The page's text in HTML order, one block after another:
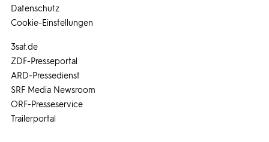
3sat.de
ZDF-Presseportal
ARD-Pressedienst
SRF Media Newsroom
ORF-Presseservice
Trailerportal
Datenschutz
Cookie-Einstellungen